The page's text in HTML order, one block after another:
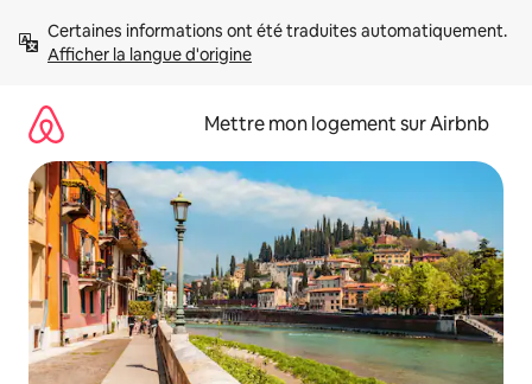
directement
Afficher la langue d'origine
Mettre mon logement sur Airbnb